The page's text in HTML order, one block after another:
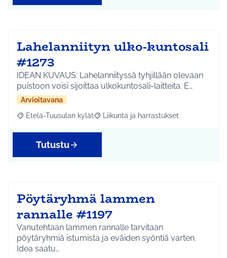
Lahelanniityn ulko-kuntosali
#1273
IDEAN KUVAUS: Lahelanniityssä tyhjillään olevaan
puistoon voisi sijoittaa ulkokuntosali-laitteita. E…
Arvioitavana
Rajaa tulokset aihepiirin mukaan: Etelä-Tuusulan kylät
Etelä-Tuusulan kylät Rajaa tulokset teeman mukaan:
Liikunta ja harrastukset
Tutustu
Pöytäryhmä lammen
rannalle #1197
Vanutehtaan lammen rannalle tarvitaan
pöytäryhmiä istumista ja eväiden syöntiä varten.
Idea saatu…